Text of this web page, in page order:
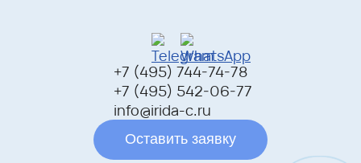
+7 (495) 744-74-78
+7 (495) 542-06-77
info@irida-c.ru
Оставить заявку